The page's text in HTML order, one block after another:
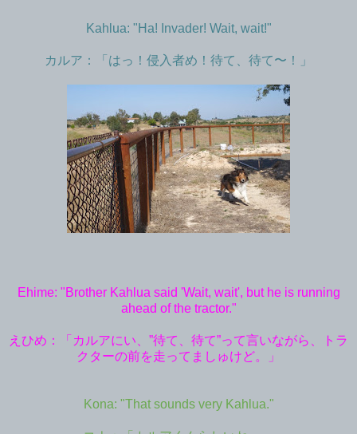
Kahlua: "Ha! Invader! Wait, wait!"
カルア：「はっ！侵入者め！待て、待て〜！」
Ehime: "Brother Kahlua said 'Wait, wait', but he is running
ahead of the tractor."
えひめ：「カルアにい、”待て、待て”って言いながら、トラ
クターの前を走ってましゅけど。」
Kona: "That sounds very Kahlua."